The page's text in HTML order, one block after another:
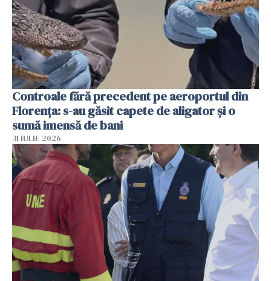
Controale fără precedent pe aeroportul din
Florența: s-au găsit capete de aligator și o
sumă imensă de bani
31 IULIE 2026